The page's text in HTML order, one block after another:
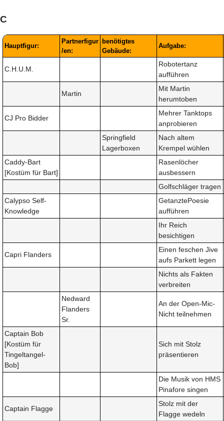
C
Hauptfigur:
Partnerfigur
/en:
benötigtes
Gebäude:
Aufgabe:
C.H.U.M.
Robotertanz
aufführen
Martin
Mit Martin
herumtoben
CJ Pro Bidder
Mehrer Tanktops
anprobieren
Springfield
Lagerboxen
Nach altem
Krempel wühlen
Caddy-Bart
[Kostüm für Bart]
Rasenlöcher
ausbessern
Golfschläger tragen
Calypso Self-
Knowledge
GetanztePoesie
aufführen
Ihr Reich
besichtigen
Capri Flanders
Einen feschen Jive
aufs Parkett legen
Nichts als Fakten
verbreiten
Nedward
Flanders
Sr.
An der Open-Mic-
Nicht teilnehmen
Captain Bob
[Kostüm für
Tingeltangel-
Bob]
Sich mit Stolz
präsentieren
Die Musik von HMS
Pinafore singen
Captain Flagge
Stolz mit der
Flagge wedeln